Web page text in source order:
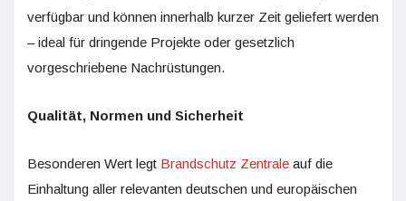
verfügbar und können innerhalb kurzer Zeit geliefert werden
– ideal für dringende Projekte oder gesetzlich
vorgeschriebene Nachrüstungen.
Qualität, Normen und Sicherheit
Besonderen Wert legt Brandschutz Zentrale auf die
Einhaltung aller relevanten deutschen und europäischen